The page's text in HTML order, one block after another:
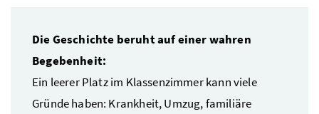
Die Geschichte beruht auf einer wahren
Begebenheit:
Ein leerer Platz im Klassenzimmer kann viele
Gründe haben: Krankheit, Umzug, familiäre